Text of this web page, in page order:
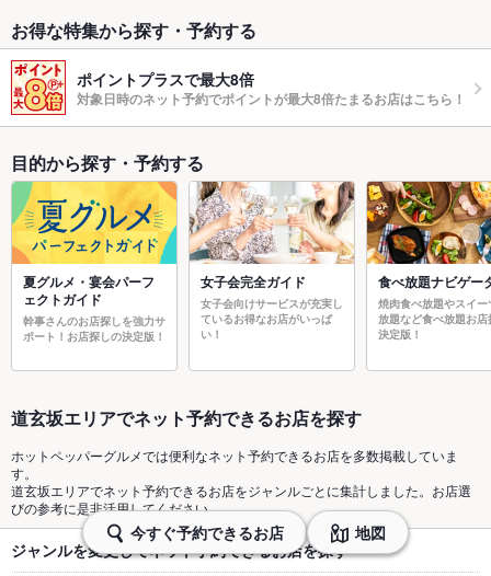
お得な特集から探す・予約する
ポイントプラスで最大8倍
対象日時のネット予約でポイントが最大8倍たまるお店はこちら！
目的から探す・予約する
夏グルメ・宴会パーフ
ェクトガイド
幹事さんのお店探しを強力サ
ポート！お店探しの決定版！
女子会完全ガイド
女子会向けサービスが充実し
ているお得なお店がいっぱ
い！
食べ放題ナビゲー
焼肉食べ放題やスイー
放題など食べ放題お店
決定版！
道玄坂エリアでネット予約できるお店を探す
ホットペッパーグルメでは便利なネット予約できるお店を多数掲載していま
す。
道玄坂エリアでネット予約できるお店をジャンルごとに集計しました。お店選
びの参考に是非活用してください。
ジャンルを変更してネット予約できるお店を探す
今すぐ予約できるお店 地図